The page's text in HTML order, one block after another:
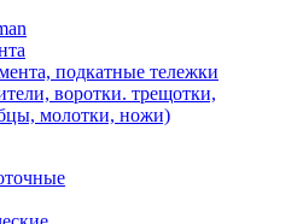
подкатные тележки
воротки. трещотки,
молотки, ножи)